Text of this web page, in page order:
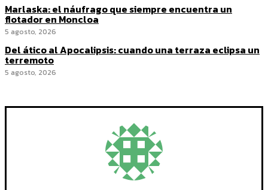
Marlaska: el náufrago que siempre encuentra un
flotador en Moncloa
5 agosto, 2026
Del ático al Apocalipsis: cuando una terraza eclipsa un
terremoto
5 agosto, 2026